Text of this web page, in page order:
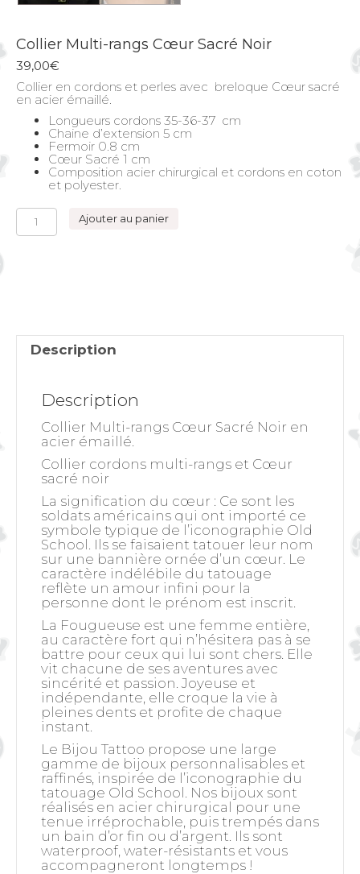
Collier Multi-rangs Cœur Sacré Noir
39,00€
Collier en cordons et perles avec breloque Cœur sacré
en acier émaillé.
Longueurs cordons 35-36-37 cm
Chaine d’extension 5 cm
Fermoir 0.8 cm
Cœur Sacré 1 cm
Composition acier chirurgical et cordons en coton
et polyester.
quantité
Collier
Ajouter au panier
Description
Description
Collier Multi-rangs Cœur Sacré Noir en
acier émaillé.
Collier cordons multi-rangs et Cœur
sacré noir
La signification du cœur : Ce sont les
soldats américains qui ont importé ce
symbole typique de l’iconographie Old
School. Ils se faisaient tatouer leur nom
sur une bannière ornée d’un cœur. Le
caractère indélébile du tatouage
reflète un amour infini pour la
personne dont le prénom est inscrit.
La Fougueuse est une femme entière,
au caractère fort qui n’hésitera pas à se
battre pour ceux qui lui sont chers. Elle
vit chacune de ses aventures avec
sincérité et passion. Joyeuse et
indépendante, elle croque la vie à
pleines dents et profite de chaque
instant.
Le Bijou Tattoo propose une large
gamme de bijoux personnalisables et
raffinés, inspirée de l’iconographie du
tatouage Old School. Nos bijoux sont
réalisés en acier chirurgical pour une
tenue irréprochable, puis trempés dans
un bain d’or fin ou d’argent. Ils sont
waterproof, water-résistants et vous
accompagneront longtemps !